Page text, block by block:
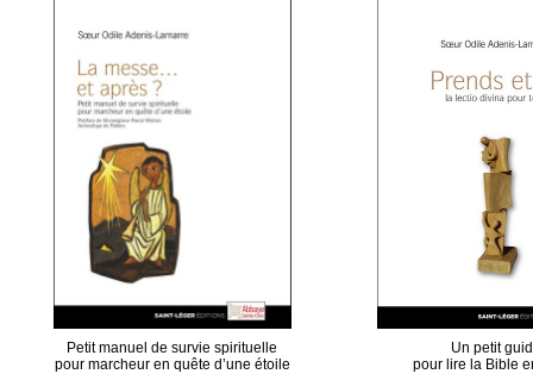
Petit manuel de survie spirituelle
pour marcheur en quête d’une étoile
Un petit
pour lire la Bible